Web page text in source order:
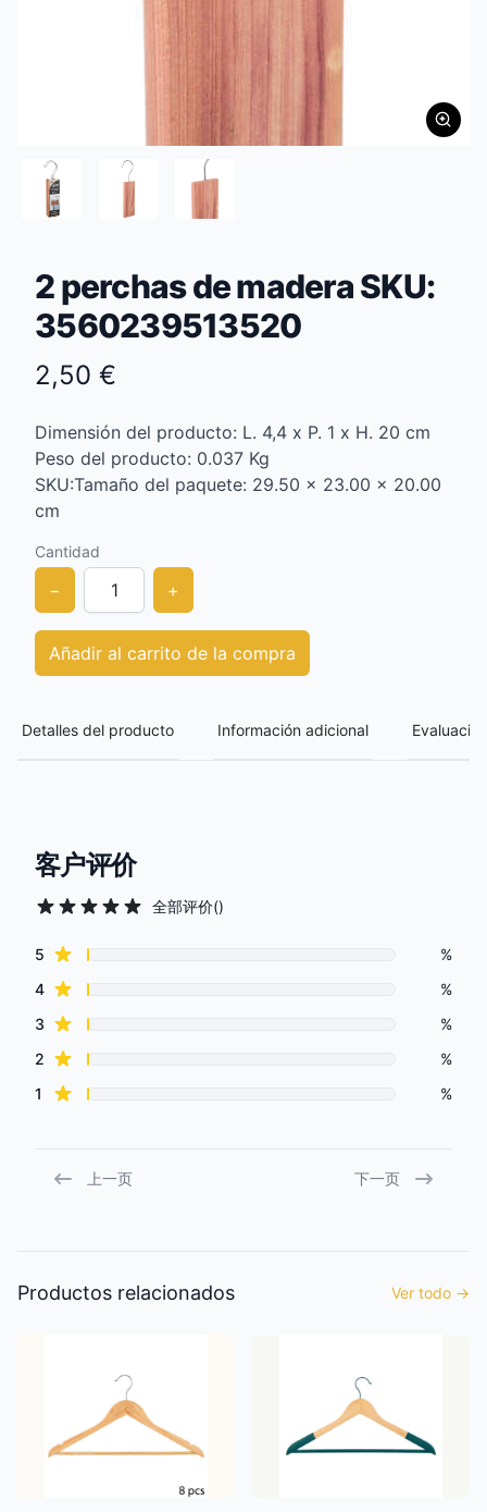
2 perchas de madera SKU:
3560239513520
2,50 €
Dimensión del producto: L. 4,4 x P. 1 x H. 20 cm
Peso del producto: 0.037 Kg
SKU:Tamaño del paquete: 29.50 x 23.00 x 20.00
cm
Cantidad
− +
Añadir al carrito de la compra
Detalles del producto Información adicional
客户评价
全部评价()
Review data
5 star reviews
%
4star reviews
%
3 star reviews
%
2 star reviews
%
1 star reviews %
上一页 下一页
Productos relacionados Ver todo →